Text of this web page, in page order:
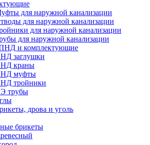
для наружной канализации
для наружной канализации
для наружной канализации
для наружной канализации
и комплектующие
заглушки
краны
муфты
тройники
трубы
дрова и уголь
брикеты